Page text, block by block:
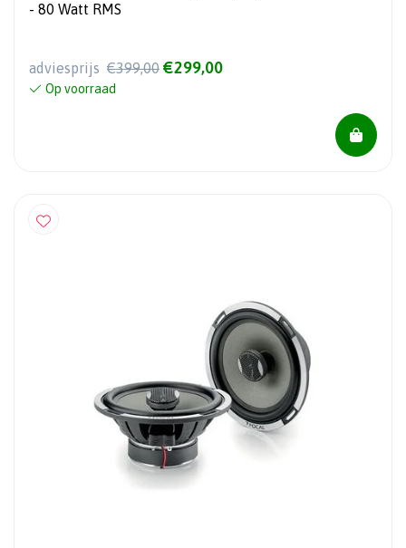
- 80 Watt RMS
adviesprijs €399,00 €299,00
Op voorraad